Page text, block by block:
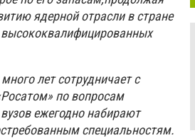
ядерной отрасли в стране
высококвалифицированных
лет сотрудничает с
по вопросам
ежегодно набирают
специальностям.